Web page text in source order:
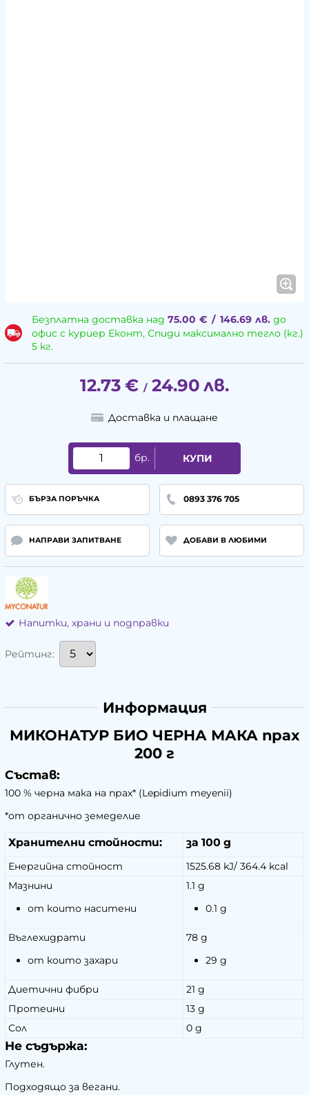
Безплатна доставка над 75.00 € / 146.69 лв.до
офис с куриер Еконт, Спиди максимално тегло (кг.)
5 кг.
12.73 € / 24.90 лв.
Доставка и плащане
бр. КУПИ
БЪРЗА ПОРЪЧКА 0893 376 705
НАПРАВИ ЗАПИТВАНЕ ДОБАВИ В ЛЮБИМИ
Напитки, храни и подправки
Рейтинг:
Информация
МИКОНАТУР БИО ЧЕРНА МАКА прах
200 г
Състав:
100 % черна мака на прах* (Lepidium meyenii)
*от органично земеделие
Хранителни стойности: за 100 g
Енергийна стойност
1525.68 kJ/ 364.4 kcal
Мазнини
от които наситени
1.1 g
0.1 g
Въглехидрати
от които захари
78 g
29 g
Диетични фибри
21 g
Протеини
13 g
Сол
0 g
Не съдържа:
Глутен.
Подходящо за вегани.